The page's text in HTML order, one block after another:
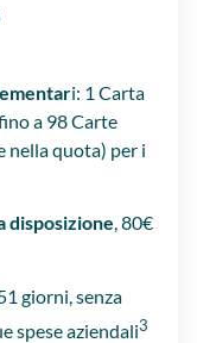
i: 1 Carta
a 98 Carte
nella quota) per i
disposizione, 80€
giorni, senza
spese aziendali3